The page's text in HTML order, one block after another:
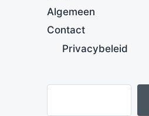
Algemeen
Contact
Privacybeleid